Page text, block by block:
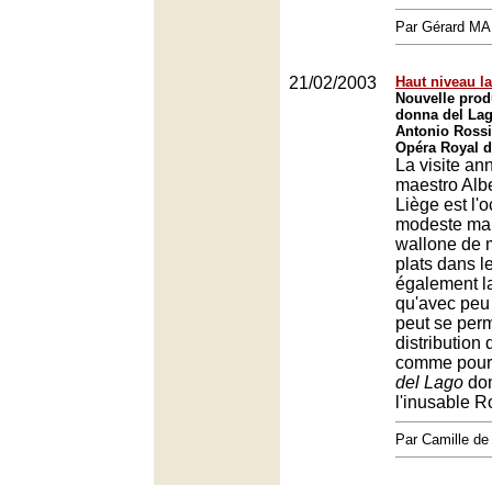
Par Gérard
21/02/2003
Haut niveau
Nouvelle
donna del
Antonio
Opéra Royal
La visite
maestro
Liège est
modeste
wallone de
plats dans
également
qu'avec
peut se
distribution
comme
del Lago
l'inusable
Par Camille